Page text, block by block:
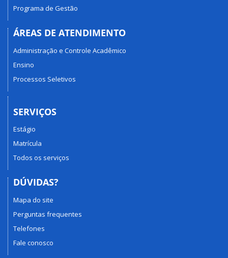
Programa de Gestão
ÁREAS DE ATENDIMENTO
Administração e Controle Acadêmico
Ensino
Processos Seletivos
SERVIÇOS
Estágio
Matrícula
Todos os serviços
DÚVIDAS?
Mapa do site
Perguntas frequentes
Telefones
Fale conosco